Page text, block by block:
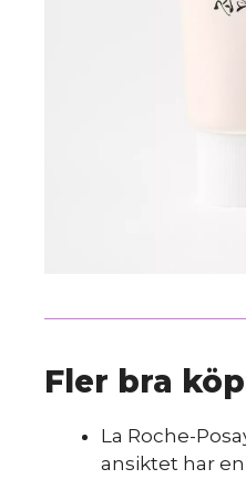
Fler bra
La Roche-
ansiktet har